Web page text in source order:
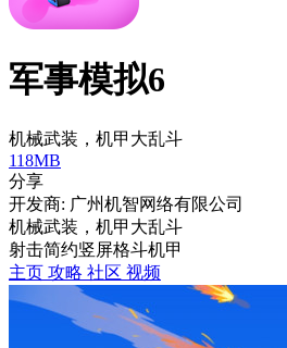
军事模拟6
机械武装，机甲大乱斗
118MB
分享
开发商: 广州机智网络有限公司
机械武装，机甲大乱斗
射击简约竖屏格斗机甲
主页 攻略 社区 视频